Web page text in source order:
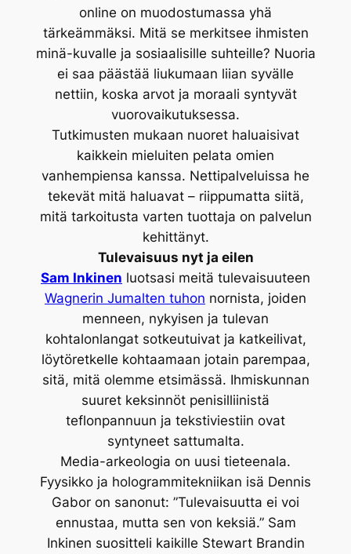
online on muodostumassa yhä
tärkeämmäksi. Mitä se merkitsee ihmisten
minä-kuvalle ja sosiaalisille suhteille? Nuoria
ei saa päästää liukumaan liian syvälle
nettiin, koska arvot ja moraali syntyvät
vuorovaikutuksessa.
Tutkimusten mukaan nuoret haluaisivat
kaikkein mieluiten pelata omien
vanhempiensa kanssa. Nettipalveluissa he
tekevät mitä haluavat – riippumatta siitä,
mitä tarkoitusta varten tuottaja on palvelun
kehittänyt.
Tulevaisuus nyt ja eilen
Sam Inkinen luotsasi meitä tulevaisuuteen
Wagnerin Jumalten tuhon nornista, joiden
menneen, nykyisen ja tulevan
kohtalonlangat sotkeutuivat ja katkeilivat,
löytöretkelle kohtaamaan jotain parempaa,
sitä, mitä olemme etsimässä. Ihmiskunnan
suuret keksinnöt penisilliinistä
teflonpannuun ja tekstiviestiin ovat
syntyneet sattumalta.
Media-arkeologia on uusi tieteenala.
Fyysikko ja hologrammitekniikan isä Dennis
Gabor on sanonut: ”Tulevaisuutta ei voi
ennustaa, mutta sen von keksiä.” Sam
Inkinen suositteli kaikille Stewart Brandin